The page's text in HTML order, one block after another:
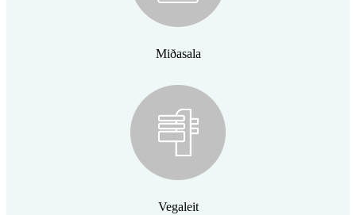
Miðasala
Vegaleit